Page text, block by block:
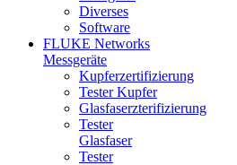
Diverses
Software
FLUKE Networks
Messgeräte
Kupferzertifizierung
Tester Kupfer
Glasfaserzterifizierung
Tester
Glasfaser
Tester